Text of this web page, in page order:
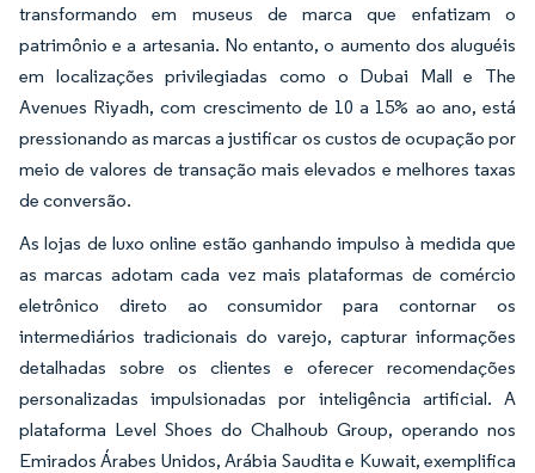
transformando em museus de marca que enfatizam o
patrimônio e a artesania. No entanto, o aumento dos aluguéis
em localizações privilegiadas como o Dubai Mall e The
Avenues Riyadh, com crescimento de 10 a 15% ao ano, está
pressionando as marcas a justificar os custos de ocupação por
meio de valores de transação mais elevados e melhores taxas
de conversão.
As lojas de luxo online estão ganhando impulso à medida que
as marcas adotam cada vez mais plataformas de comércio
eletrônico direto ao consumidor para contornar os
intermediários tradicionais do varejo, capturar informações
detalhadas sobre os clientes e oferecer recomendações
personalizadas impulsionadas por inteligência artificial. A
plataforma Level Shoes do Chalhoub Group, operando nos
Emirados Árabes Unidos, Arábia Saudita e Kuwait, exemplifica